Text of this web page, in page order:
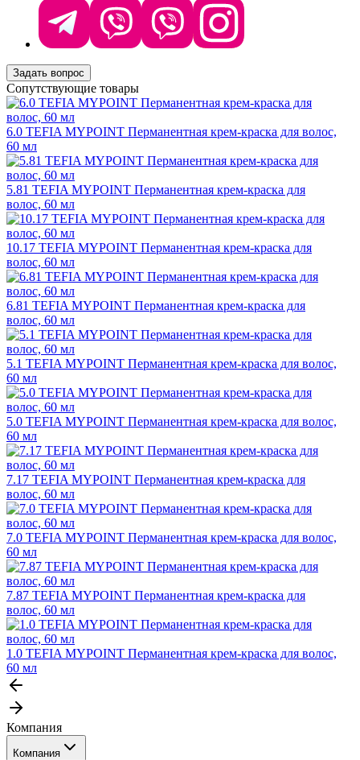
Задать вопрос
Сопутствующие товары
6.0 TEFIA MYPOINT Перманентная крем-краска для волос,
60 мл
5.81 TEFIA MYPOINT Перманентная крем-краска для
волос, 60 мл
10.17 TEFIA MYPOINT Перманентная крем-краска для
волос, 60 мл
6.81 TEFIA MYPOINT Перманентная крем-краска для
волос, 60 мл
5.1 TEFIA MYPOINT Перманентная крем-краска для волос,
60 мл
5.0 TEFIA MYPOINT Перманентная крем-краска для волос,
60 мл
7.17 TEFIA MYPOINT Перманентная крем-краска для
волос, 60 мл
7.0 TEFIA MYPOINT Перманентная крем-краска для волос,
60 мл
7.87 TEFIA MYPOINT Перманентная крем-краска для
волос, 60 мл
1.0 TEFIA MYPOINT Перманентная крем-краска для волос,
60 мл
Компания
Компания